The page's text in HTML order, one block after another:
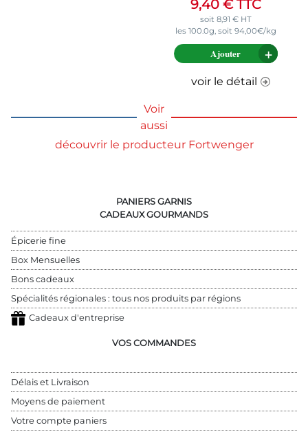
9,40 €TTC
soit 8,91 €HT
les 100.0g, soit 94,00€/kg
Ajouter
voir le détail
Voir
aussi
découvrir le producteur Fortwenger
PANIERS GARNIS
CADEAUX GOURMANDS
Épicerie fine
Box Mensuelles
Bons cadeaux
Spécialités régionales : tous nos produits par régions
Cadeaux d'entreprise
VOS COMMANDES
Délais et Livraison
Moyens de paiement
Votre compte paniers